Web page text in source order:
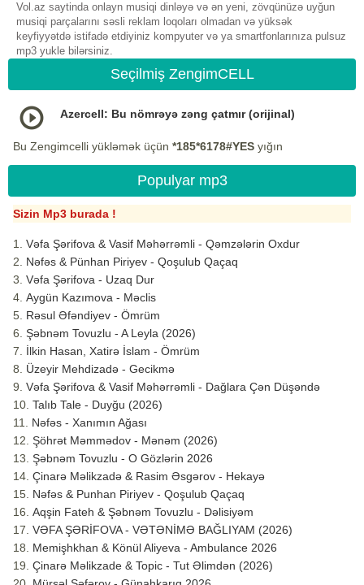
Vol.az saytinda onlayn musiqi dinləyə və ən yeni, zövqünüzə uyğun
musiqi parçalarını səsli reklam loqoları olmadan və yüksək
keyfiyyətdə istifadə etdiyiniz kompyuter və ya smartfonlarınıza pulsuz
mp3 yukle bilərsiniz.
Seçilmiş ZengimCELL
Azercell: Bu nömrəyə zəng çatmır (orijinal)
Bu Zengimcelli yükləmək üçün *185*6178#YES yığın
Populyar mp3
Sizin Mp3 burada !
Vəfa Şərifova & Vasif Məhərrəmli - Qəmzələrin Oxdur
Nəfəs & Pünhan Piriyev - Qoşulub Qaçaq
Vəfa Şərifova - Uzaq Dur
Aygün Kazımova - Məclis
Rəsul Əfəndiyev - Ömrüm
Şəbnəm Tovuzlu - A Leyla (2026)
İlkin Hasan, Xatirə İslam - Ömrüm
Üzeyir Mehdizadə - Gecikmə
Vəfa Şərifova & Vasif Məhərrəmli - Dağlara Çən Düşəndə
Talıb Tale - Duyğu (2026)
Nəfəs - Xanımın Ağası
Şöhrət Məmmədov - Mənəm (2026)
Şəbnəm Tovuzlu - O Gözlərin 2026
Çinarə Məlikzadə & Rasim Əsgərov - Hekayə
Nəfəs & Punhan Piriyev - Qoşulub Qaçaq
Aqşin Fateh & Şəbnəm Tovuzlu - Dəlisiyəm
VƏFA ŞƏRİFOVA - VƏTƏNİMƏ BAĞLIYAM (2026)
Memişhkhan & Könül Aliyeva - Ambulance 2026
Çinarə Məlikzade & Topic - Tut Əlimdən (2026)